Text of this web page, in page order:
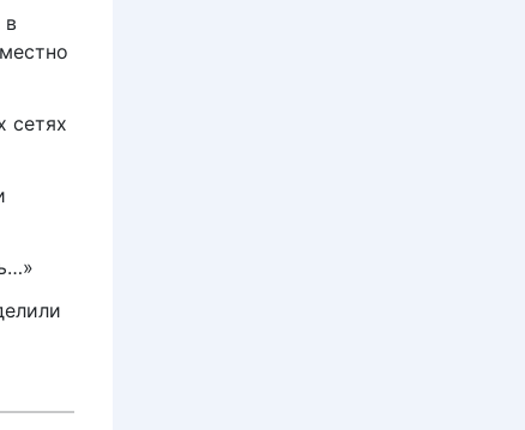
в
сетях